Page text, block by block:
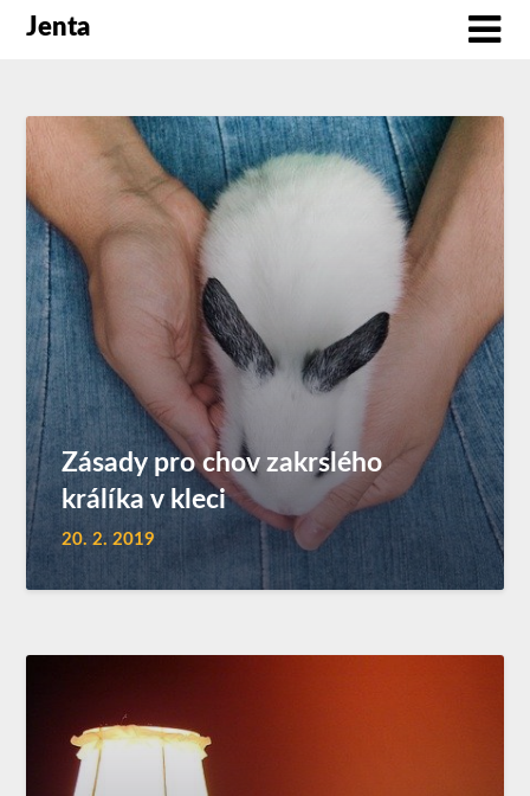
Jenta
Zásady pro chov zakrslého
králíka v kleci
20. 2. 2019